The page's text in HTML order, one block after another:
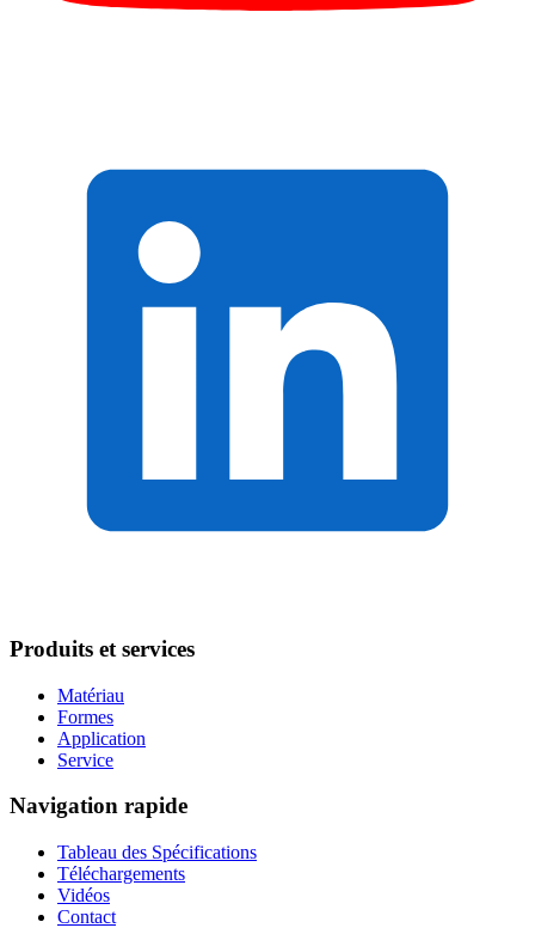
Produits et services
Matériau
Formes
Application
Service
Navigation rapide
Tableau des Spécifications
Téléchargements
Vidéos
Contact